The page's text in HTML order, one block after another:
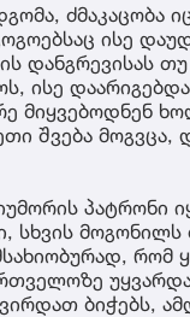
ძმაკაცობა
ისე
დანგრევისას
ისე
მიყვებოდნენ
შვება მოგვცა,
პატრონი
სხვის მოგონილს
რომ
ბიჭებს,